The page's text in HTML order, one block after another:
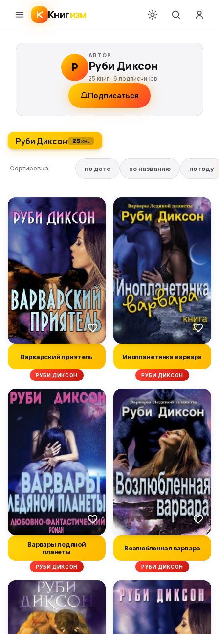
Книгизм
Р
АВТОР
Руби Диксон
25 книг · 6 подписчиков
Подписаться
Руби Диксон 25 кн.
Сортировка: по дате по названию по году
Варварский приятель
РУБИ ДИКСОН
Инопланетянка варвара
РУБИ ДИКСОН
Варвары ледяной
планеты
РУБИ ДИКСОН
Возлюбленная варвара
РУБИ ДИКСОН